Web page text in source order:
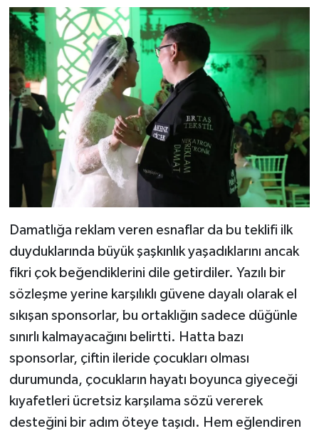
Damatlığa reklam veren esnaflar da bu teklifi ilk
duyduklarında büyük şaşkınlık yaşadıklarını ancak
fikri çok beğendiklerini dile getirdiler. Yazılı bir
sözleşme yerine karşılıklı güvene dayalı olarak el
sıkışan sponsorlar, bu ortaklığın sadece düğünle
sınırlı kalmayacağını belirtti. Hatta bazı
sponsorlar, çiftin ileride çocukları olması
durumunda, çocukların hayatı boyunca giyeceği
kıyafetleri ücretsiz karşılama sözü vererek
desteğini bir adım öteye taşıdı. Hem eğlendiren